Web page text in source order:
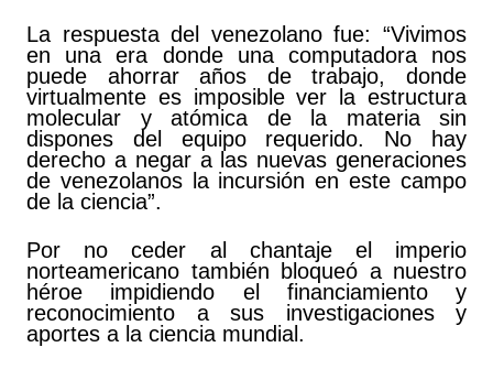
La respuesta del venezolano fue: “Vivimos
en una era donde una computadora nos
puede ahorrar años de trabajo, donde
virtualmente es imposible ver la estructura
molecular y atómica de la materia sin
dispones del equipo requerido. No hay
derecho a negar a las nuevas generaciones
de venezolanos la incursión en este campo
de la ciencia”.
Por no ceder al chantaje el imperio
norteamericano también bloqueó a nuestro
héroe impidiendo el financiamiento y
reconocimiento a sus investigaciones y
aportes a la ciencia mundial.